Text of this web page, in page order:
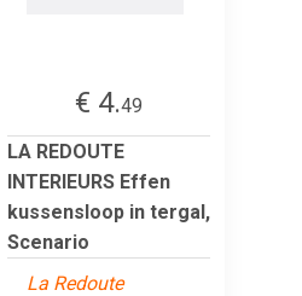
€ 4.49
LA REDOUTE
INTERIEURS Effen
kussensloop in tergal,
Scenario
La Redoute